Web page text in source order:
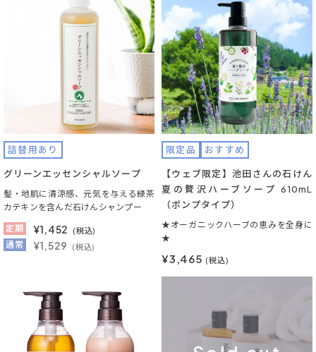
詰替用あり
グリーンエッセンシャルソープ
髪・地肌に清涼感、元気を与える緑茶
カテキンを含んだ石けんシャンプー
定期
¥1,452 (税込)
通常 ¥1,529 (税込)
限定品 おすすめ
【ウェブ限定】池田さんの石けん
夏の贅沢ハーブソープ 610mL
（ポンプタイプ）
★オーガニックハーブの恵みを全身に
★
¥3,465 (税込)